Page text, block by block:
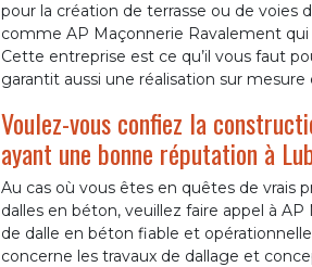
pour la création de terrasse ou de voies
comme AP Maçonnerie Ravalement
Cette entreprise est ce qu’il vous faut
garantit aussi une réalisation sur
Voulez-vous confiez la
ayant une bonne réputation à
Au cas où vous êtes en quêtes de vrais
dalles en béton, veuillez faire appel à
de dalle en béton fiable et
concerne les travaux de dallage et